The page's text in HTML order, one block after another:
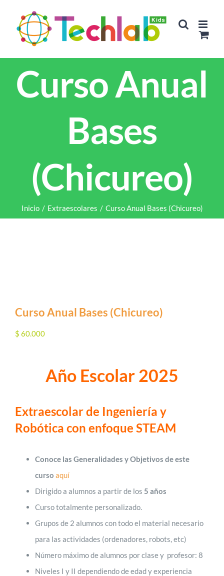
contenido
Curso Anual
Bases
(Chicureo)
Inicio / Extraescolares / Curso Anual Bases (Chicureo)
Curso Anual Bases (Chicureo)
$ 60.000
Año Escolar 2025
Extraescolar de Ingeniería y
Robótica con enfoque STEAM
Conoce las Generalidades y Objetivos de este
curso aquí
Dirigido a alumnos a partir de los 5 años
Curso totalmente personalizado.
Grupos de 2 alumnos con todo el material necesario
para las actividades (ordenadores, robots, etc)
Número máximo de alumnos por clase y profesor: 8
Niveles I y II dependiendo de edad y experiencia